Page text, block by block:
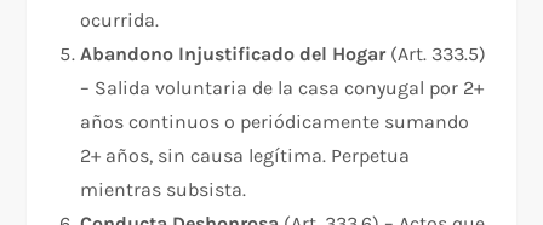
ocurrida.​
Abandono Injustificado del Hogar(Art. 333.5)
– Salida voluntaria de la casa conyugal por 2+
años continuos o periódicamente sumando
2+ años, sin causa legítima. Perpetua
mientras subsista.​